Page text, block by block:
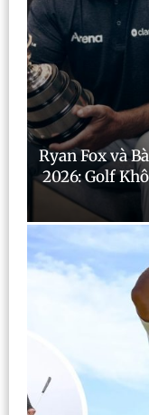
Ryan Fox và
2026: Golf